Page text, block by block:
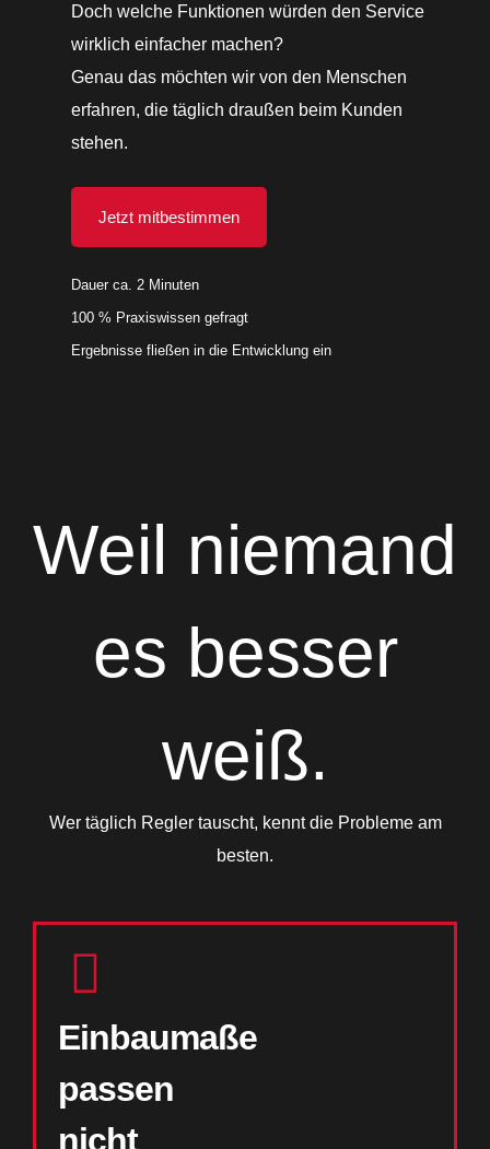
Doch welche Funktionen würden den Service
wirklich einfacher machen?
Genau das möchten wir von den Menschen
erfahren, die täglich draußen beim Kunden
stehen.
Jetzt mitbestimmen
Dauer ca. 2 Minuten
100 % Praxiswissen gefragt
Ergebnisse fließen in die Entwicklung ein
Weil niemand
es besser
weiß.
Wer täglich Regler tauscht, kennt die Probleme am
besten.
Einbaumaße
passen
nicht